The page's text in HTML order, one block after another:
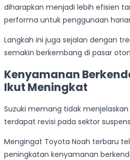
diharapkan menjadi lebih efisien
performa untuk penggunaan
Langkah ini juga sejalan dengan
semakin berkembang di pasar
Kenyamanan
Ikut Meningkat
Suzuki memang tidak
terdapat revisi pada sektor
Mengingat Toyota Noah terbaru
peningkatan kenyamanan